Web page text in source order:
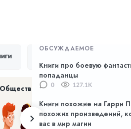
Общество Хенд Мейд
ОБСУЖДАЕМОЕ
Книги про боевую
попаданцы
0 127.1K
Книги похожие на Гарри
похожих произведений,
вас в мир магии